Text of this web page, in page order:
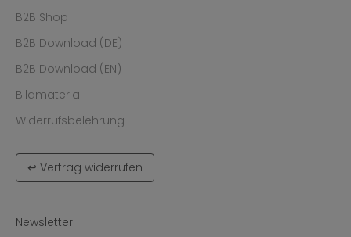
B2B Shop
B2B Download (DE)
B2B Download (EN)
Bildmaterial
Widerrufsbelehrung
↩ Vertrag widerrufen
Newsletter